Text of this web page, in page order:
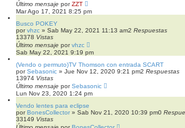
Último mensaje porZZT
Mar Ago 17, 2021 8:25 pm
Busco POKEY
porvhzc » Sab May 22, 2021 11:13 am2 Respuestas
13378 Vistas
Último mensaje porvhzc
Sab May 22, 2021 9:19 pm
(Vendo o permuto)TV Thomson con entrada SCART
porSebasonic » Jue Nov 12, 2020 9:21 pm2 Respuestas
13974 Vistas
Último mensaje porSebasonic
Lun Nov 23, 2020 1:24 pm
Vendo lentes para eclipse
porBonesCollector » Sab Nov 21, 2020 10:39 pm0
33149 Vistas